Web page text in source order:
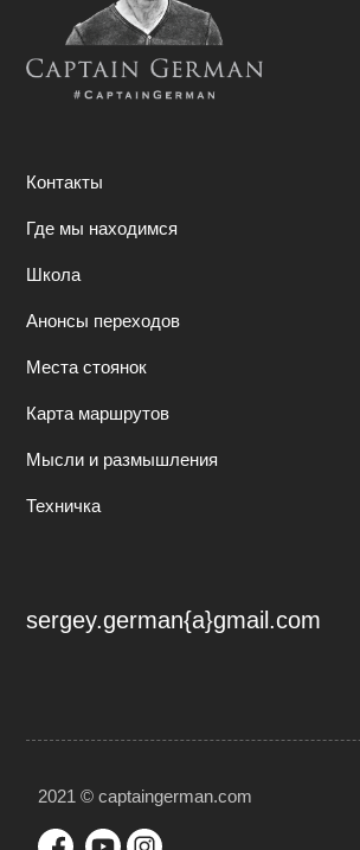
Контакты
Где мы находимся
Школа
Анонсы переходов
Места стоянок
Карта маршрутов
Мысли и размышления
Техничка
sergey.german{a}gmail.com
2021 © captaingerman.com